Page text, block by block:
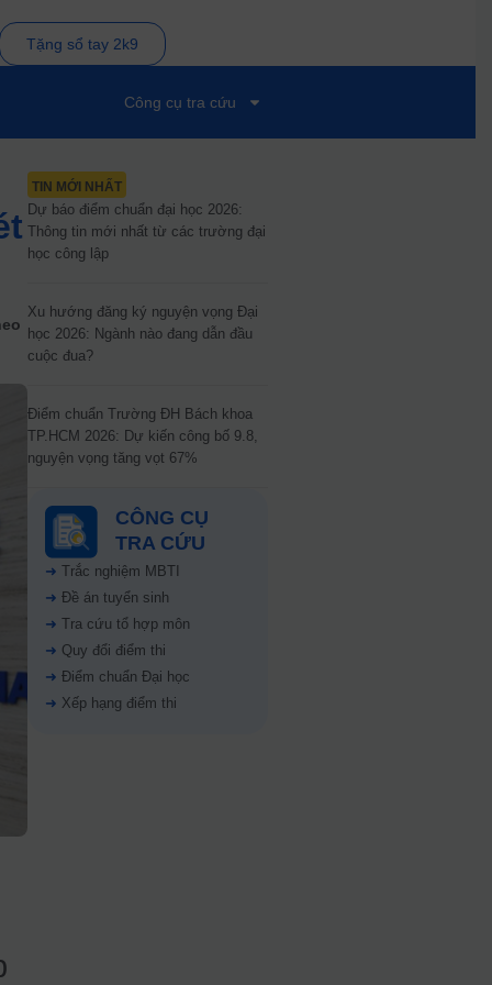
Tặng sổ tay 2k9
Công cụ tra cứu
TIN MỚI NHẤT
Dự báo điểm chuẩn đại học 2026:
Thông tin mới nhất từ các trường đại
học công lập
Xu hướng đăng ký nguyện vọng Đại
học 2026: Ngành nào đang dẫn đầu
cuộc đua?
Điểm chuẩn Trường ĐH Bách khoa
TP.HCM 2026: Dự kiến công bố 9.8,
nguyện vọng tăng vọt 67%
CÔNG CỤ
TRA CỨU
➜ Trắc nghiệm MBTI
➜ Đề án tuyển sinh
➜ Tra cứu tổ hợp môn
➜ Quy đổi điểm thi
➜ Điểm chuẩn Đại học
➜ Xếp hạng điểm thi